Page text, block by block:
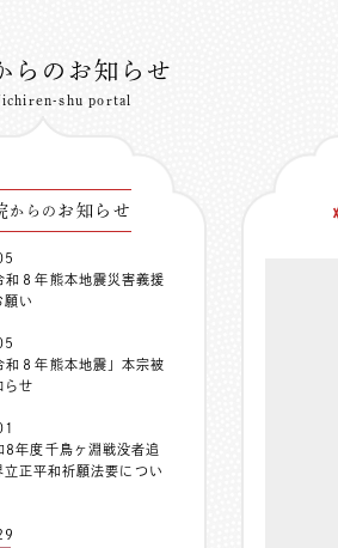
らのお知らせ
shu portal
からの お知らせ
和８年熊本地震災害義援
願い
和８年熊本地震」本宗被
らせ
8年度千鳥ヶ淵戦没者追
立正平和祈願法要につい